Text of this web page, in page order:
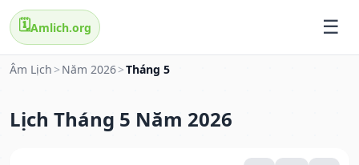
🗓️Amlich.org
Âm Lịch > Năm 2026>Tháng 5
Lịch Tháng 5 Năm 2026